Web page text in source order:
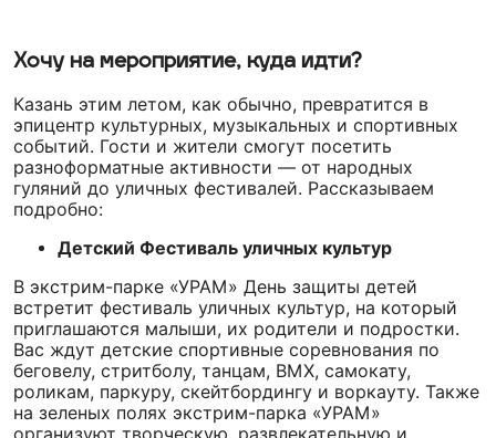
Хочу на мероприятие, куда идти?
Казань этим летом, как обычно, превратится в
эпицентр культурных, музыкальных и спортивных
событий. Гости и жители смогут посетить
разноформатные активности — от народных
гуляний до уличных фестивалей. Рассказываем
подробно:
Детский Фестиваль уличных культур
В экстрим-парке «УРАМ» День защиты детей
встретит фестиваль уличных культур, на который
приглашаются малыши, их родители и подростки.
Вас ждут детские спортивные соревнования по
беговелу, стритболу, танцам, ВМХ, самокату,
роликам, паркуру, скейтбордингу и воркауту. Также
на зеленых полях экстрим-парка «УРАМ»